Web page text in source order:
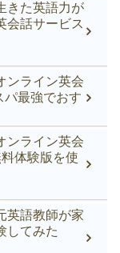
きた英語力が
会話サービス
ンライン英会
パ最強でおす
ンライン英会
体験版を使
英語教師が家
してみた